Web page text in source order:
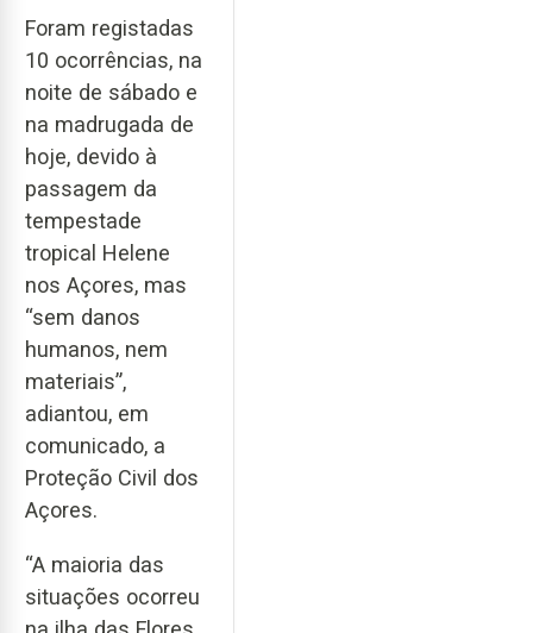
Foram registadas
10 ocorrências, na
noite de sábado e
na madrugada de
hoje, devido à
passagem da
tempestade
tropical Helene
nos Açores, mas
“sem danos
humanos, nem
materiais”,
adiantou, em
comunicado, a
Proteção Civil dos
Açores.
“A maioria das
situações ocorreu